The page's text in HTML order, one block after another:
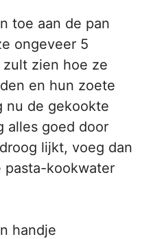
toe aan de pan
ongeveer 5
zien hoe ze
en hun zoete
nu de gekookte
alles goed door
lijkt, voeg dan
pasta-kookwater
handje